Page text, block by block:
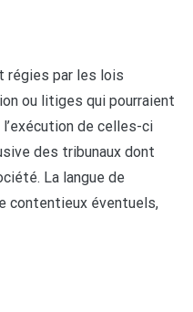
régies par les lois
ou litiges qui pourraient
de celles-ci
des tribunaux dont
La langue de
contentieux éventuels,